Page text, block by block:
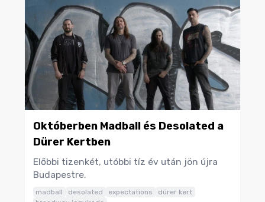
Októberben Madball és Desolated a
Dürer Kertben
Előbbi tizenkét, utóbbi tíz év után jön újra
Budapestre.
madball desolated expectations
dürer kert